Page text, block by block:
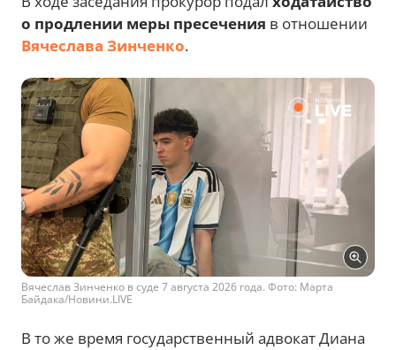
о продлении меры пресечения в отношении
Вячеслава Зинченко.
Вячеслав Зинченко в суде 7 августа 2026 года. Фото: Марта
Байдака/Новини.LIVE
В то же время государственный адвокат Диана